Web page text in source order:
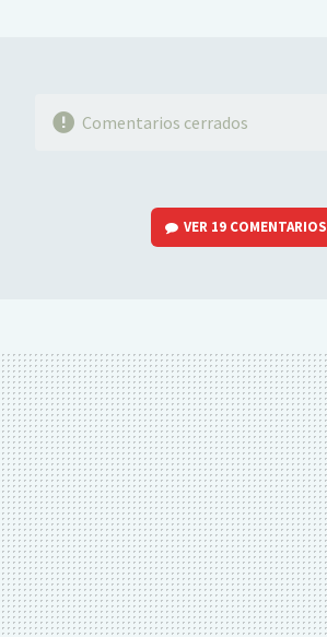
Comentarios cerrados
VER 19 COMENTARIOS